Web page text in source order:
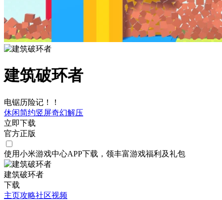
建筑破环者
电锯历险记！！
休闲简约竖屏奇幻解压
立即下载
官方正版
使用小米游戏中心APP下载 ，领丰富游戏福利 及礼包
建筑破环者
下载
主页攻略社区视频